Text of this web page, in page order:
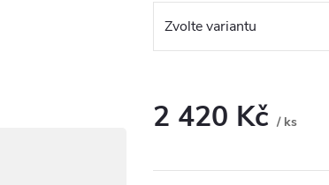
2 420 Kč / ks